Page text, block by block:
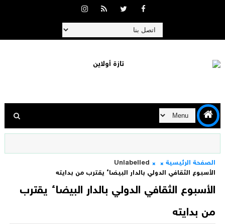
الصفحة الرئيسية
Unlabelled
الأسبوع الثقافي الدولي بالدار البيضاء يقترب من بدايته
الأسبوع الثقافي الدولي بالدار البيضاء يقترب
من بدايته